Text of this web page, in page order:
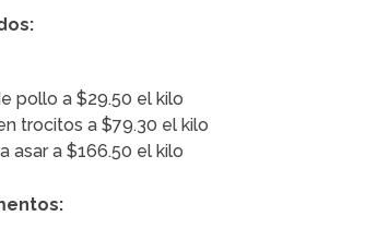
pollo a $29.50 el kilo
trocitos a $79.30 el kilo
asar a $166.50 el kilo